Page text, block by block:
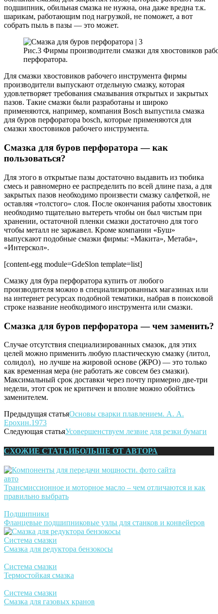
подшипник, обильная смазка не нужна, она даже вредна т.к.
шарикам, работающим под нагрузкой, не поможет, а вот
собрать пыль в пазы — это может.
Рис.3 Фирмы производители смазки для хвостовиков
перфоратора.
Для смазки хвостовиков рабочего инструмента фирмы
производители выпускают отдельную смазку, которая
удовлетворяет требования смазывания открытых и закрытых
пазов. Такие смазки были разработаны и широко
применяются, например, компания Bosch выпустила смазка
для буров перфоратора bosch, которые применяются для
смазки хвостовиков рабочего инструмента.
Смазка для буров перфоратора — как
пользоваться?
Для этого в открытые пазы достаточно выдавить из тюбика
смесь и равномерно ее распределить по всей длине паза, а для
закрытых пазов необходимо произвести смазку салфеткой, не
оставляя «толстого» слоя. После окончания работы хвостовик
необходимо тщательно вытереть чтобы он был чистым при
хранении, остаточной пленки смазки достаточно для того
чтобы металл не заржавел. Кроме компании «Буш»
выпускают подобные смазки фирмы: «Макита», Метаба»,
«Интерскол».
[content-egg module=GdeSlon template=list]
Смазку для бура перфоратора купить от любого
производителя можно в специализированных магазинах или
на интернет ресурсах подобной тематики, набрав в поисковой
строке название необходимого инструмента или смазки.
Смазка для буров перфоратора — чем заменить?
Случае отсутствия специализированных смазок, для этих
целей можно применить любую пластическую смазку (литол,
солидол), но лучше на жировой основе (ЖРО) — это только
как временная мера (не работать же совсем без смазки).
Максимальный срок доставки через почту примерно две-три
недели, этот срок не критичен и вполне можно обойтись
заменителем.
Предыдущая статьяОсновы сварки плавлением. А. А.
Ерохин.1973
Следующая статьяУсовершенствуем лезвие для резки бумаги
СХОЖИЕ СТАТЬИБОЛЬШЕ ОТ АВТОРА
авто
Трансмиссионное и моторное масло – чем отличаются и как
правильно выбрать
Подшипники
Фланцевые подшипниковые узлы для станков и конвейеров
Система смазки
Смазка для редуктора бензокосы
Система смазки
Термостойкая смазка
Система смазки
Смазка для газовых кранов